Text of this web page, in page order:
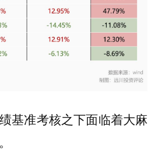
基准考核之下面临着大麻